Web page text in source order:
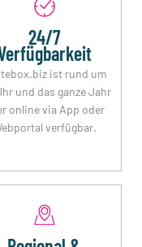
24/7
ist rund um
und das ganze Jahr
online via App oder
verfügbar.